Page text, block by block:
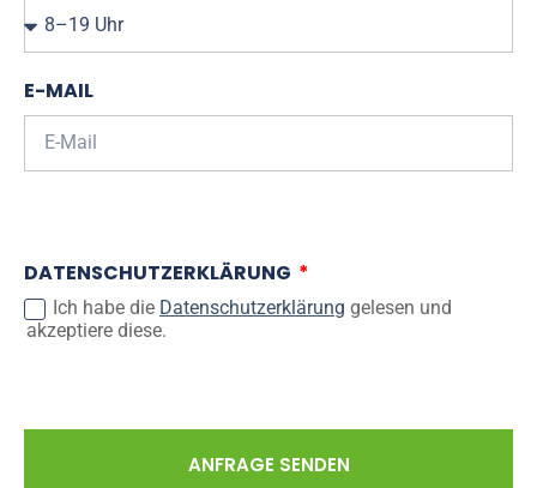
E-MAIL
DATENSCHUTZERKLÄRUNG
Ich habe die Datenschutzerklärung gelesen und
akzeptiere diese.
ANFRAGE SENDEN